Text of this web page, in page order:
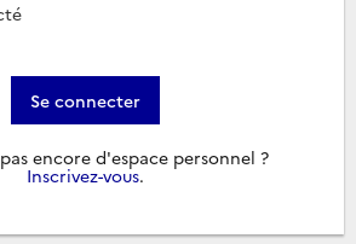
Se connecter
pas encore d'espace personnel ?
Inscrivez-vous.